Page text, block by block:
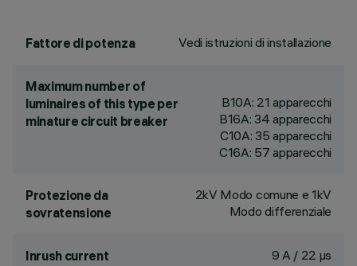
Fattore di potenza Vedi istruzioni di installazione
Maximum number of
luminaires of this type per
minature circuit breaker
B10A: 21 apparecchi
B16A: 34 apparecchi
C10A: 35 apparecchi
C16A: 57 apparecchi
Protezione da
sovratensione
2kV Modo comune e 1kV
Modo differenziale
Inrush current 9 A / 22 µs